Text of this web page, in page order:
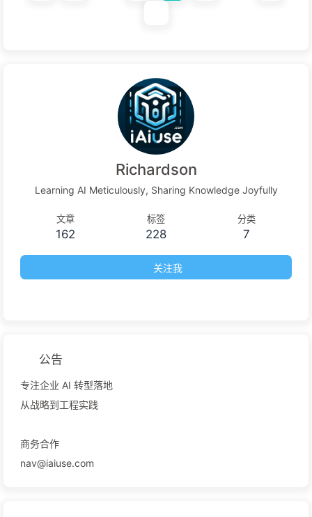
Richardson
Learning AI Meticulously, Sharing Knowledge Joyfully
文章
162
标签
228
分类
7
关注我
公告
专注企业 AI 转型落地
从战略到工程实践
商务合作
nav@iaiuse.com